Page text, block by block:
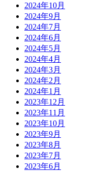
2024年10月
2024年9月
2024年7月
2024年6月
2024年5月
2024年4月
2024年3月
2024年2月
2024年1月
2023年12月
2023年11月
2023年10月
2023年9月
2023年8月
2023年7月
2023年6月